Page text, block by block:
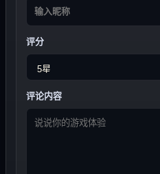
评分
评论内容